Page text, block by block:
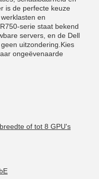
is de perfecte keuze
en
serie staat bekend
servers, en de Dell
uitzondering.Kies
ongeëvenaarde
of tot 8 GPU's